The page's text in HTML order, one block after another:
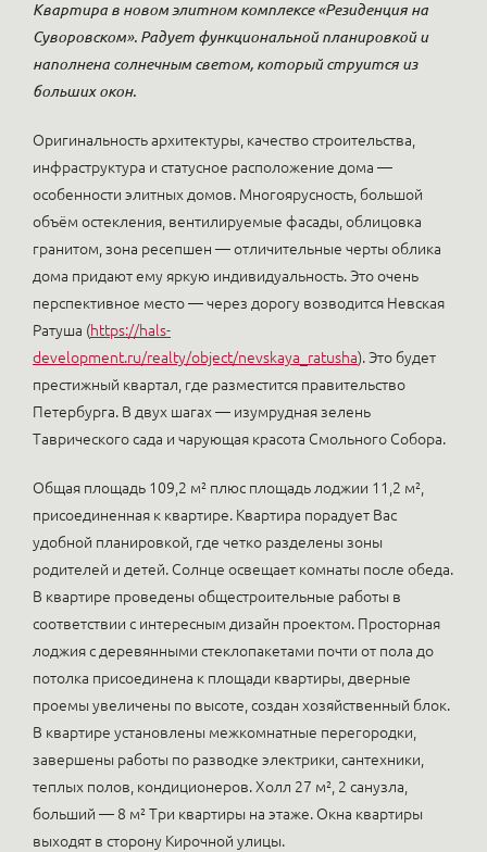
Квартира в новом элитном комплексе «Резиденция на
Суворовском». Радует функциональной планировкой и
наполнена солнечным светом, который струится из
больших окон.
Оригинальность архитектуры, качество строительства,
инфраструктура и статусное расположение дома —
особенности элитных домов. Многоярусность, большой
объём остекления, вентилируемые фасады, облицовка
гранитом, зона ресепшен — отличительные черты облика
дома придают ему яркую индивидуальность. Это очень
перспективное место — через дорогу возводится Невская
Ратуша (https://hals-
development.ru/realty/object/nevskaya_ratusha). Это будет
престижный квартал, где разместится правительство
Петербурга. В двух шагах — изумрудная зелень
Таврического сада и чарующая красота Смольного Собора.
Общая площадь 109,2 м² плюс площадь лоджии 11,2 м²,
присоединенная к квартире. Квартира порадует Вас
удобной планировкой, где четко разделены зоны
родителей и детей. Солнце освещает комнаты после обеда.
В квартире проведены общестроительные работы в
соответствии с интересным дизайн проектом. Просторная
лоджия с деревянными стеклопакетами почти от пола до
потолка присоединена к площади квартиры, дверные
проемы увеличены по высоте, создан хозяйственный блок.
В квартире установлены межкомнатные перегородки,
завершены работы по разводке электрики, сантехники,
теплых полов, кондиционеров. Холл 27 м², 2 санузла,
больший — 8 м² Три квартиры на этаже. Окна квартиры
выходят в сторону Кирочной улицы.